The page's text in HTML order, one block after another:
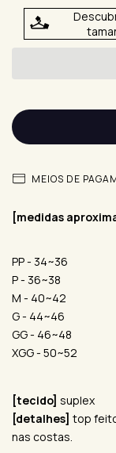
MEIOS DE
[medidas
PP - 34~36
P - 36~38
M - 40~42
G - 44~46
GG - 46~48
XGG - 50~52
[tecido] suplex
[detalhes] top
nas costas.